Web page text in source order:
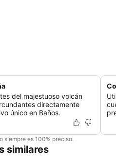
del majestuoso volcán
directamente
único en Baños.
siempre es 100% preciso.
similares